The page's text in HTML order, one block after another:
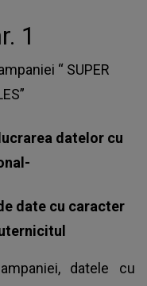
1
“ SUPER
datelor cu
date cu caracter
datele cu